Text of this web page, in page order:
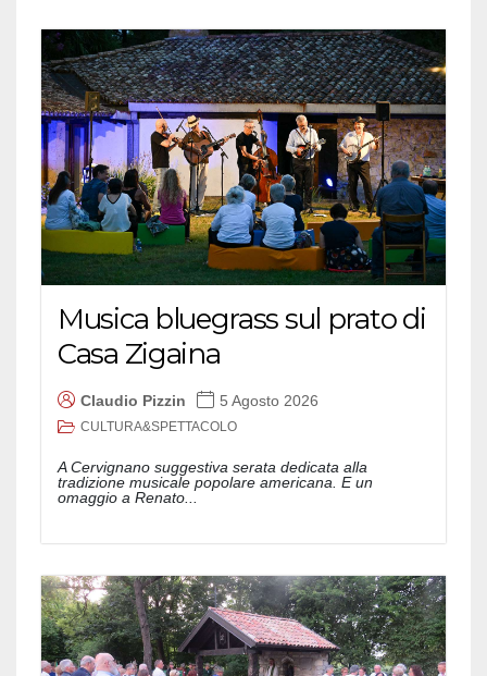
Musica bluegrass sul prato di
Casa Zigaina
Claudio Pizzin 5 Agosto 2026
CULTURA&SPETTACOLO
A Cervignano suggestiva serata dedicata alla
tradizione musicale popolare americana. E un
omaggio a Renato...